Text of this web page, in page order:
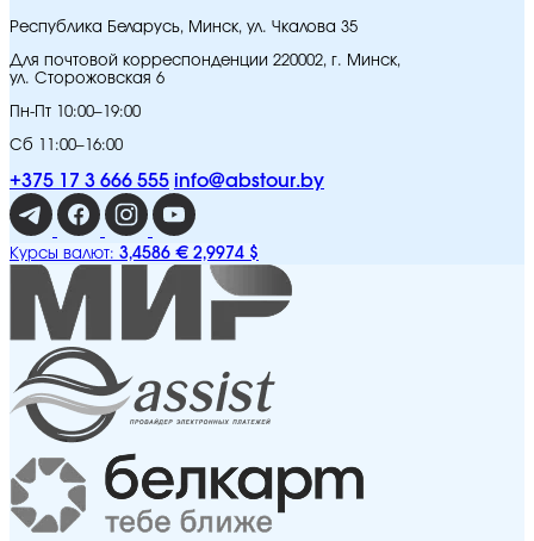
Республика Беларусь, Минск, ул. Чкалова 35
Для почтовой корреспонденции 220002, г. Минск,
ул. Сторожовская 6
Пн-Пт 10:00–19:00
Сб 11:00–16:00
+375 17 3 666 555 info@abstour.by
Курсы валют: 3,4586 € 2,9974 $